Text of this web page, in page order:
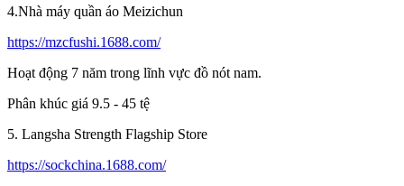
4.Nhà máy quần áo Meizichun
https://mzcfushi.1688.com/
Hoạt động 7 năm trong lĩnh vực đồ nót nam.
Phân khúc giá 9.5 - 45 tệ
5. Langsha Strength Flagship Store
https://sockchina.1688.com/